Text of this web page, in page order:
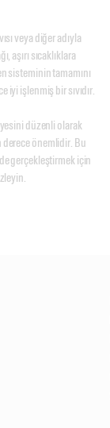
veya diğer adıyla
aşırı sıcaklıklara
sisteminin tamamını
iyi işlenmiş bir sıvıdır.
düzenli olarak
önemlidir. Bu
gerçekleştirmek için